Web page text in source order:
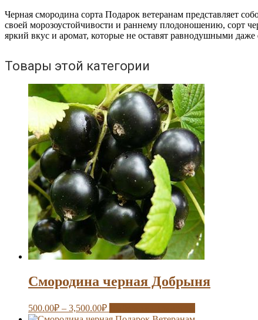
Черная смородина сорта Подарок ветеранам представляет
своей морозоустойчивости и раннему плодоношению, сорт
яркий вкус и аромат, которые не оставят равнодушными
Товары этой категории
Смородина черная Добрыня
500.00₽ – 3,500.00₽